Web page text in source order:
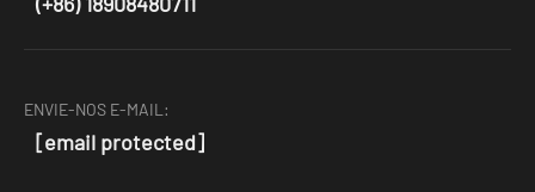
ENVIE-NOS E-MAIL:
[email protected]